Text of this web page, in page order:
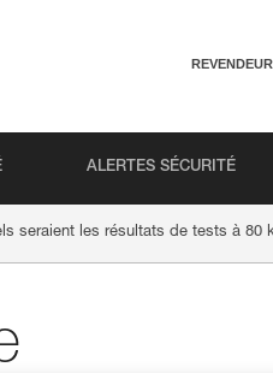
ALERTES SÉCURITÉ
seraient les résultats de tests à 80